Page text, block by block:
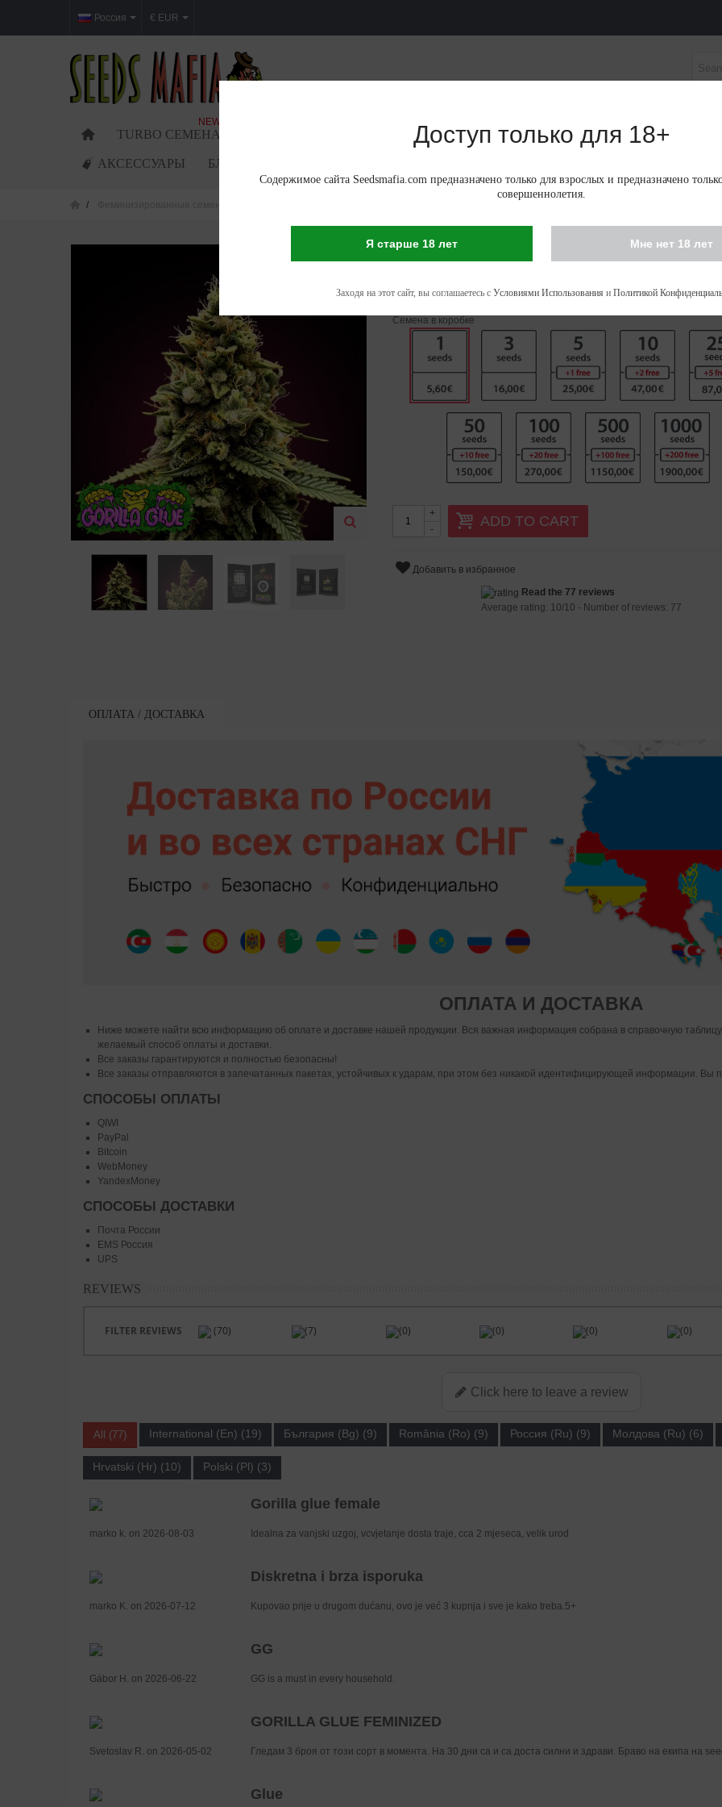
Россия € EUR
TURBO СЕМЕНА
NEW
ФЕМИНИЗИРОВАННЫЕ СЕМЕНА АВТОЦВЕТУЩИЕ
АКСЕССУАРЫ БЛОГ
GORILLA GLUE FEMINIZED
5.60 €
Семена в коробке
-
+ ADD TO CART
Добавить в избранное
Read the 77 reviews
Average rating: 10/10 - Number of reviews: 77
ОПЛАТА / ДОСТАВКА
ОПЛАТА И ДОСТАВКА
Ниже можете найти всю информацию об оплате и доставке нашей продукции. Вся важная информация собрана в справочную
желаемый способ оплаты и доставки.
Все заказы гарантируются и полностью безопасны!
Все заказы отправляются в запечатанных пакетах, устойчивых к ударам, при этом без никакой идентифицирующей информации.
СПОСОБЫ ОПЛАТЫ
QIWI
PayPal
Bitcoin
WebMoney
YandexMoney
СПОСОБЫ ДОСТАВКИ
Почта России
EMS Россия
UPS
REVIEWS
FILTER REVIEWS (70) (7) (0) (0) (0) (0)
Click here to leave a review
All (77) International (En) (19) България (Bg) (9) România (Ro) (9) Россия (Ru) (9) Молдова (Ru) (6)
Hrvatski (Hr) (10) Polski (Pl) (3)
Gorilla glue female
marko k. on 2026-08-03 Idealna za vanjski uzgoj, vcvjetanje dosta traje, cca 2 mjeseca, velik urod
Diskretna i brza isporuka
marko K. on 2026-07-12 Kupovao prije u drugom dućanu, ovo je već 3 kupnja i sve je kako treba.5+
GG
Gábor H. on 2026-06-22 GG is a must in every household.
GORILLA GLUE FEMINIZED
Svetoslav R. on 2026-05-02 Гледам 3 броя от този сорт в момента. На 30 дни са и са доста силни и здрави. Браво на екипа на
Glue
Доступ только для 18+
Содержимое сайта Seedsmafia.com предназначено только для взрослых и предназначено
совершеннолетия.
Я старше 18 лет Мне нет 18 лет
Заходя на этот сайт, вы соглашаетесь с Условиями Использования и Политикой